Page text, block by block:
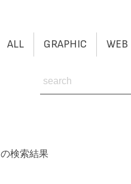
ALL GRAPHIC WEB
の検索結果